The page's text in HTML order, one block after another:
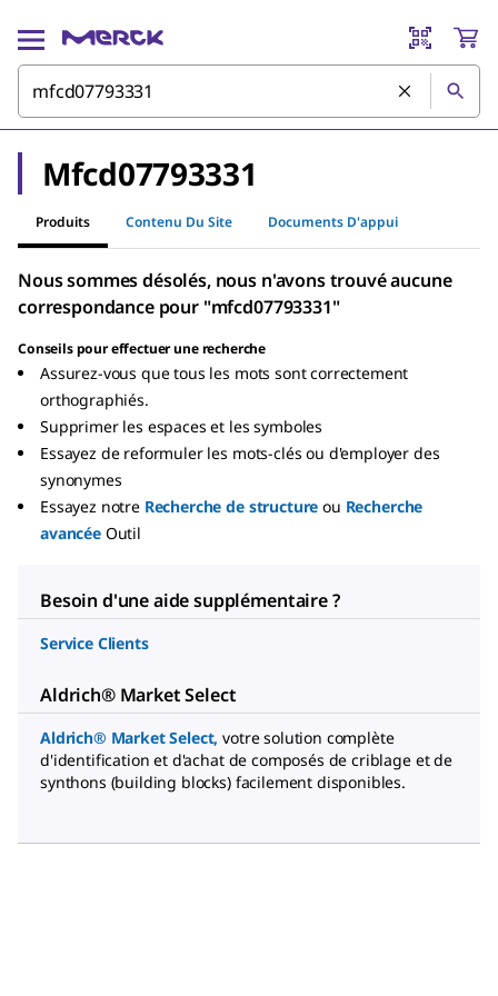
Mfcd07793331
Produits Contenu Du Site Documents D'appui
Nous sommes désolés, nous n'avons trouvé aucune
correspondance pour "mfcd07793331"
Conseils pour effectuer une recherche
Assurez-vous que tous les mots sont correctement
orthographiés.
Supprimer les espaces et les symboles
Essayez de reformuler les mots-clés ou d'employer des
synonymes
Essayez notre Recherche de structure ou Recherche
avancée Outil
Besoin d'une aide supplémentaire ?
Service Clients
Aldrich® Market Select
Aldrich® Market Select, votre solution complète
d'identification et d'achat de composés de criblage et de
synthons (building blocks) facilement disponibles.